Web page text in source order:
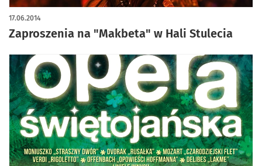
Zaproszenia na "Makbeta" w Hali Stulecia
17.06.2014